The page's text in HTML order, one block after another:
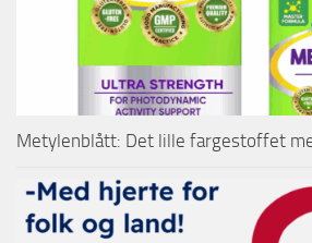
Metylenblått: Det lille fargestoffet